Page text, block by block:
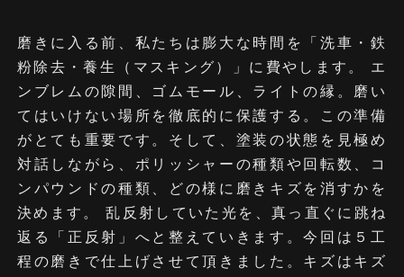
磨きに入る前、私たちは膨大な時間を「洗車・鉄
粉除去・養生（マスキング）」に費やします。 エ
ンブレムの隙間、ゴムモール、ライトの縁。磨い
てはいけない場所を徹底的に保護する。この準備
がとても重要です。そして、塗装の状態を見極め
対話しながら、ポリッシャーの種類や回転数、コ
ンパウンドの種類、どの様に磨きキズを消すかを
決めます。 乱反射していた光を、真っ直ぐに跳ね
返る「正反射」へと整えていきます。今回は５工
程の磨きで仕上げさせて頂きました。キズはキズ